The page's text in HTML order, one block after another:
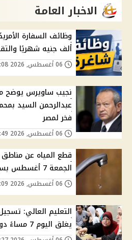
الاخبار العامة
ألف جنيه شهريًا والتقديم
نجيب ساويرس يوضح
عبدالرحمن السيد
فخر لمصر
قطع المياه عن
الجمعة 7 أغسطس بسبب أعمال مترو الطالبية
يغلق اليوم 7 مساءً دون مد للمهلة